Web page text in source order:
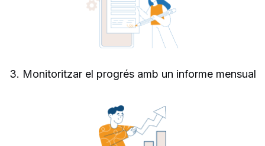
3. Monitoritzar el progrés amb un informe mensual